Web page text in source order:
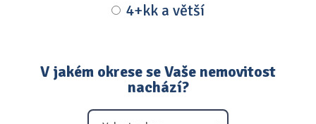
4+kk a větší
V jakém okrese se Vaše nemovitost
nachází?